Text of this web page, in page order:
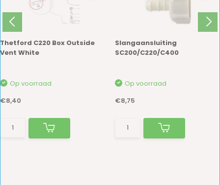
Thetford C220 Box Outside
Vent White
Op voorraad
€8,40
Slangaansluiting
SC200/C220/C400
Op voorraad
€8,75